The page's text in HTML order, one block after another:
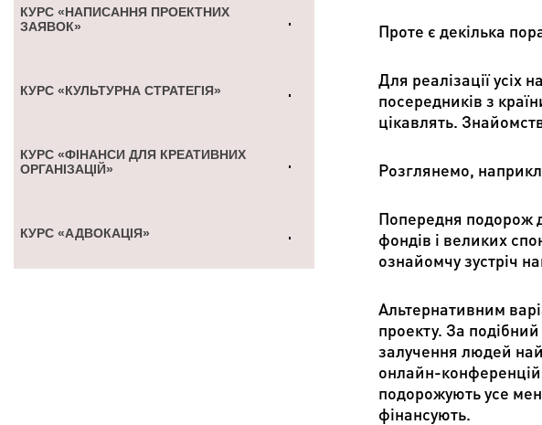
КУРС «НАПИСАННЯ ПРОЕКТНИХ
ЗАЯВОК»
КУРС «КУЛЬТУРНА СТРАТЕГІЯ»
КУРС «ФІНАНСИ ДЛЯ КРЕАТИВНИХ
ОРГАНІЗАЦІЙ»
КУРС «АДВОКАЦІЯ»
Проте є декілька
Для реалізації усіх
посередників з
цікавлять.
Розглянемо,
Попередня подорож
фондів і великих
ознайомчу зустріч
Альтернативним
проекту. За
залучення людей
онлайн-конференцій
подорожують усе
фінансують.